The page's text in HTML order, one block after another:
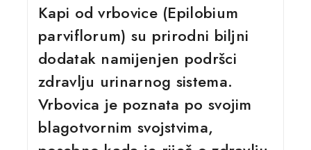
Kapi od vrbovice (Epilobium
parviflorum) su prirodni biljni
dodatak namijenjen podršci
zdravlju urinarnog sistema.
Vrbovica je poznata po svojim
blagotvornim svojstvima,